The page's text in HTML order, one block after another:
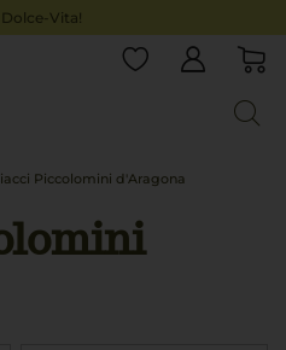
Vita!
Piccolomini d'Aragona